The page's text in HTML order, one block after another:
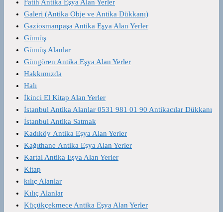
Fatih Antika Eşya Alan Yerler
Galeri (Antika Obje ve Antika Dükkanı)
Gaziosmanpaşa Antika Eşya Alan Yerler
Gümüş
Gümüş Alanlar
Güngören Antika Eşya Alan Yerler
Hakkımızda
Halı
İkinci El Kitap Alan Yerler
İstanbul Antika Alanlar 0531 981 01 90 Antikacılar Dükkanı
İstanbul Antika Satmak
Kadıköy Antika Eşya Alan Yerler
Kağıthane Antika Eşya Alan Yerler
Kartal Antika Eşya Alan Yerler
Kitap
kılıç Alanlar
Kılıç Alanlar
Küçükçekmece Antika Eşya Alan Yerler